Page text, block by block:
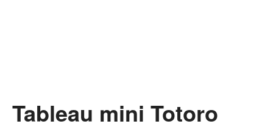
Tableau mini Totoro